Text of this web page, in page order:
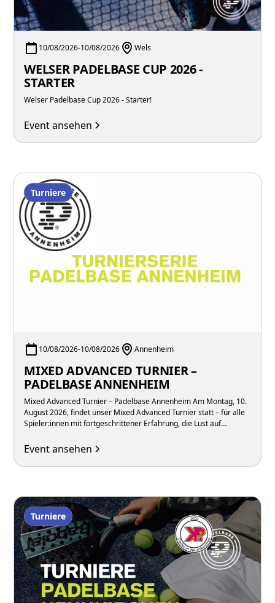
10/08/2026-10/08/2026 Wels
WELSER PADELBASE CUP 2026 -
STARTER
Welser Padelbase Cup 2026 - Starter!
Event ansehen
Turniere
10/08/2026-10/08/2026 Annenheim
MIXED ADVANCED TURNIER –
PADELBASE ANNENHEIM
Mixed Advanced Turnier – Padelbase Annenheim Am Montag, 10.
August 2026, findet unser Mixed Advanced Turnier statt – für alle
Spieler:innen mit fortgeschrittener Erfahrung, die Lust auf
Event ansehen
Turniere